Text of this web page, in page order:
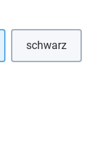
nicht verfügbar.)
schwarz(Diese Option